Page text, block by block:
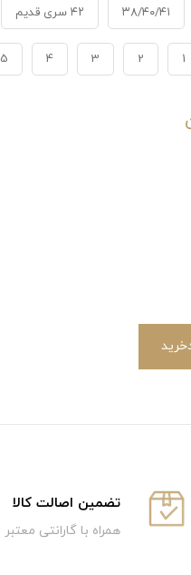
۳۸/۴۰/۴۱ ۴۲ سری قدیم
1
2
3
4
5
تضمین اصالت کالا
همراه با گارانتی معتبر